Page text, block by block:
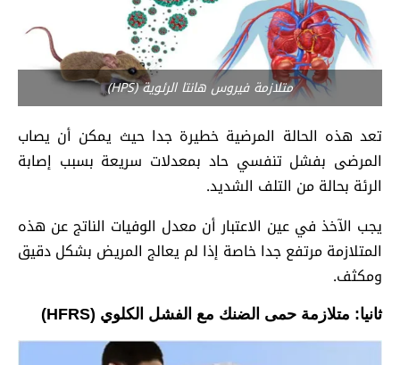
متلازمة فيروس هانتا الرئوية (HPS)
تعد هذه الحالة المرضية خطيرة جدا حيث يمكن أن يصاب
المرضى بفشل تنفسي حاد بمعدلات سريعة بسبب إصابة
الرئة بحالة من التلف الشديد.
يجب الآخذ في عين الاعتبار أن معدل الوفيات الناتج عن هذه
المتلازمة مرتفع جدا خاصة إذا لم يعالج المريض بشكل دقيق
ومكثف.
ثانيا: متلازمة حمى الضنك مع الفشل الكلوي (HFRS
)